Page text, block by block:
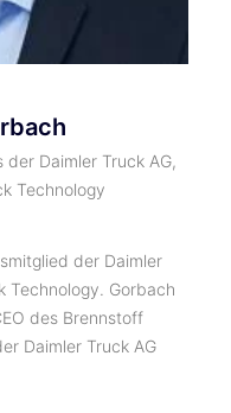
Daimler Truck AG,
Technology
der Daimler
Technology. Gorbach
des Brennstoff
Daimler Truck AG